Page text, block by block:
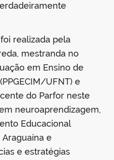
realizada pela
mestranda no
em Ensino de
UFNT) e
do Parfor neste
neuroaprendizagem,
Educacional
Araguaína e
e estratégias